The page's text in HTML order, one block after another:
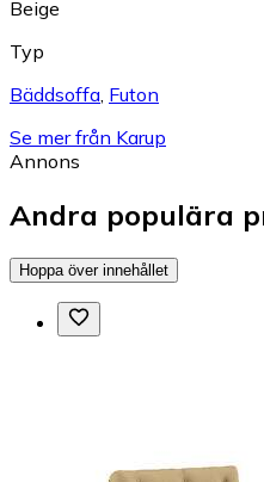
Beige
Typ
Bäddsoffa, Futon
Se mer från Karup
Annons
Andra populära
Hoppa över innehållet